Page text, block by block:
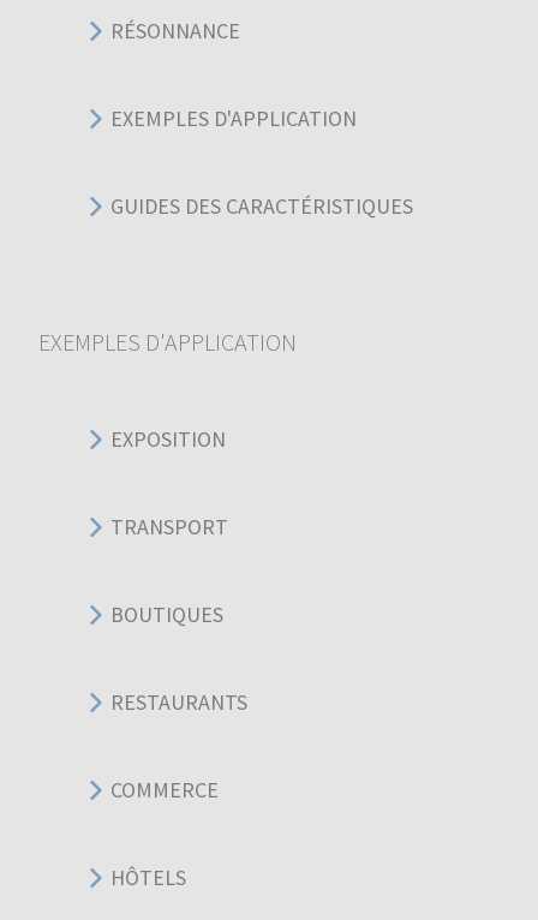
RÉSONNANCE
EXEMPLES D'APPLICATION
GUIDES DES CARACTÉRISTIQUES
EXEMPLES D'APPLICATION
EXPOSITION
TRANSPORT
BOUTIQUES
RESTAURANTS
COMMERCE
HÔTELS